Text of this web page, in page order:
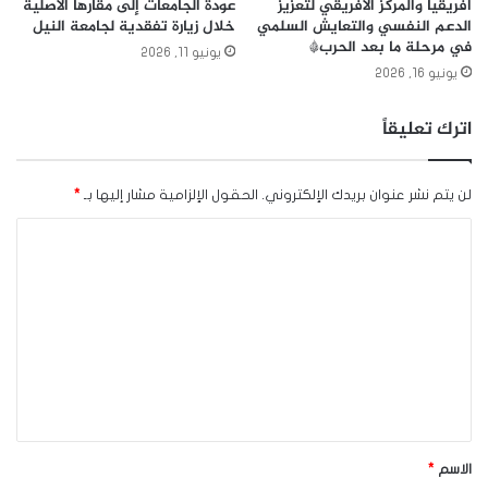
أفريقيا والمركز الأفريقي لتعزيز
الدعم النفسي والتعايش السلمي
في مرحلة ما بعد الحرب*
يونيو 16, 2026
عودة الجامعات إلى مقارها الأصلية
خلال زيارة تفقدية لجامعة النيل
يونيو 11, 2026
اترك تعليقاً
لن يتم نشر عنوان بريدك الإلكتروني. الحقول الإلزامية مشار إليها بـ *
*الاسم *